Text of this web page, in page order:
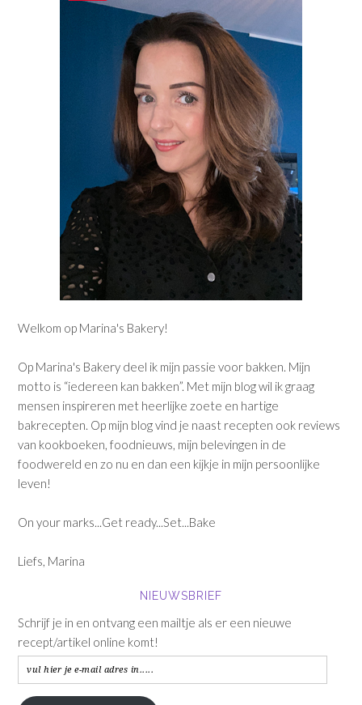
Welkom op Marina's Bakery!
Op Marina's Bakery deel ik mijn passie voor bakken. Mijn
motto is “iedereen kan bakken”. Met mijn blog wil ik graag
mensen inspireren met heerlijke zoete en hartige
bakrecepten. Op mijn blog vind je naast recepten ook reviews
van kookboeken, foodnieuws, mijn belevingen in de
foodwereld en zo nu en dan een kijkje in mijn persoonlijke
leven!
On your marks...Get ready...Set...Bake
Liefs, Marina
NIEUWSBRIEF
Schrijf je in en ontvang een mailtje als er een nieuwe
recept/artikel online komt!
vul
hier